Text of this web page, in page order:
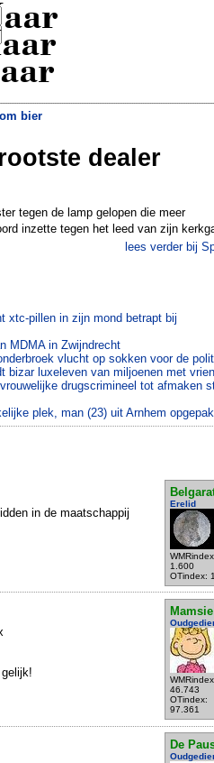
bier
13 jaar bij verkeerde graf
dealer
tegen de lamp gelopen die meer
inzette tegen het leed van zijn
lees verder bij
xtc-pillen in zijn mond betrapt bij
MDMA in Zwijndrecht
vlucht op sokken voor de
bizar luxeleven van miljoenen met
drugscrimineel tot afmaken
plek, man (23) uit Arnhem
Erelid
1.600
OTindex:
in de maatschappij
Mamsie
46.743
OTindex:
97.361
De